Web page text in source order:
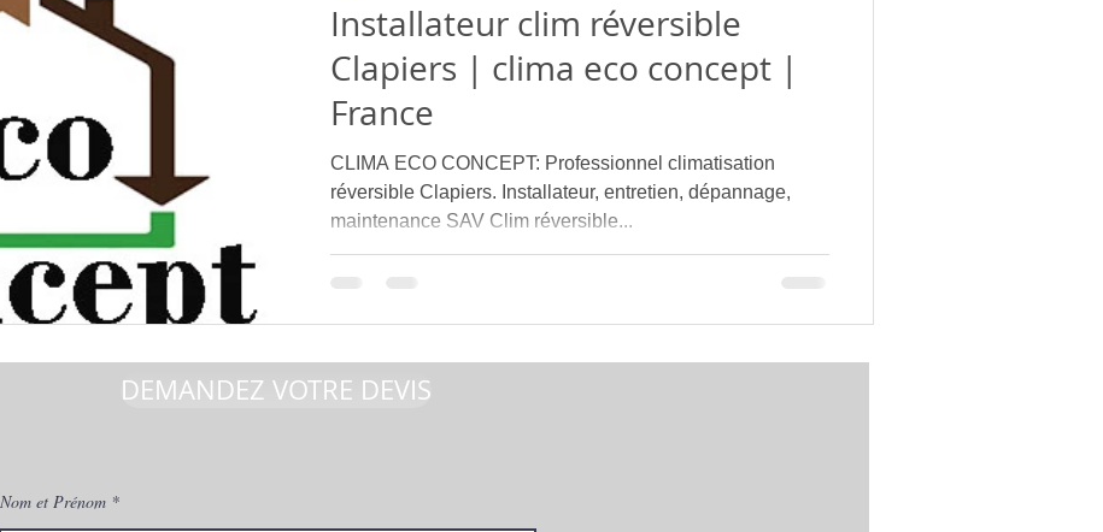
Installateur clim réversible
Clapiers | clima eco concept |
France
CLIMA ECO CONCEPT: Professionnel climatisation
réversible Clapiers. Installateur, entretien, dépannage,
maintenance SAV Clim réversible...
DEMANDEZ VOTRE DEVIS
Nom et Prénom